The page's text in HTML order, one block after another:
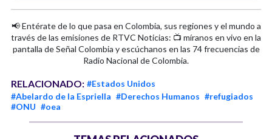
📢 Entérate de lo que pasa en Colombia, sus regiones y el mundo a
través de las emisiones de RTVC Noticias: 📺 míranos en vivo en la
pantalla de Señal Colombia y escúchanos en las 74 frecuencias de
Radio Nacional de Colombia.
RELACIONADO: #Estados Unidos
#Abelardo de la Espriella #Derechos Humanos #refugiados
#ONU #oea